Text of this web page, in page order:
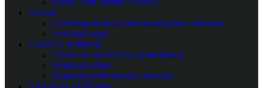
Planșe, folii Taktifol Football
Servicii
Coaching-mentorat individual pentru antrenori
Training camps
Cursuri și seminarii
Cursuri de specializare profesională
Seminarii online
Seminarii perfecționare antrenori